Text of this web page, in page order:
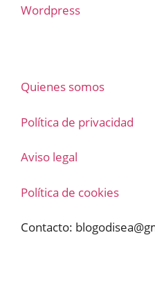
Wordpress
Quienes somos
Política de privacidad
Aviso legal
Política de cookies
Contacto: